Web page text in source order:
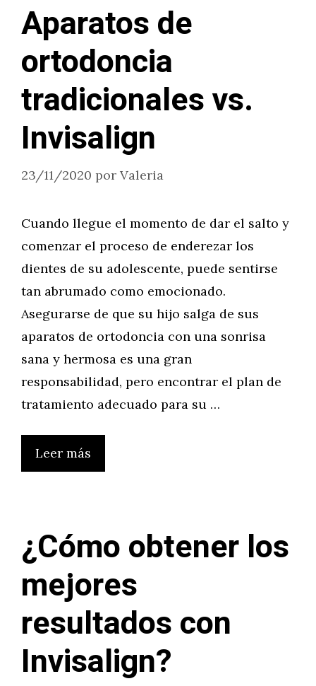
Aparatos de
ortodoncia
tradicionales vs.
Invisalign
23/11/2020 por Valeria
Cuando llegue el momento de dar el salto y
comenzar el proceso de enderezar los
dientes de su adolescente, puede sentirse
tan abrumado como emocionado.
Asegurarse de que su hijo salga de sus
aparatos de ortodoncia con una sonrisa
sana y hermosa es una gran
responsabilidad, pero encontrar el plan de
tratamiento adecuado para su …
Leer más
¿Cómo obtener los
mejores
resultados con
Invisalign?